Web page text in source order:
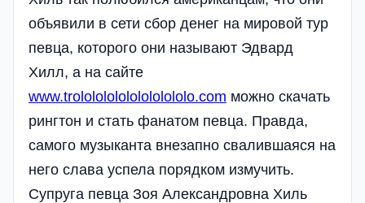
объявили в сети сбор денег на мировой тур
певца, которого они называют Эдвард
Хилл, а на сайте
www.trololololololololololo.com можно скачать
рингтон и стать фанатом певца. Правда,
самого музыканта внезапно свалившаяся на
него слава успела порядком измучить.
Супруга певца Зоя Александровна Хиль